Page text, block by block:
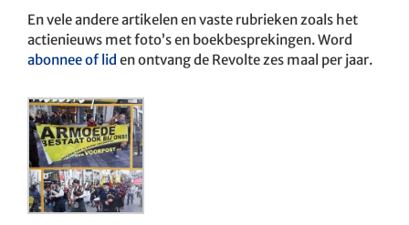
En vele andere artikelen en vaste rubrieken zoals het
actienieuws met foto’s en boekbesprekingen. Word
abonnee of lid en ontvang de Revolte zes maal per jaar.